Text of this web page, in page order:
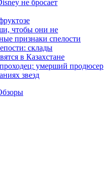
не бросает
чтобы они не
признаки спелости
склады
в Казахстане
умерший продюсер
звезд